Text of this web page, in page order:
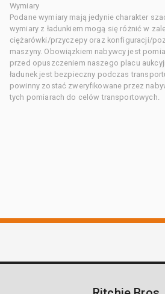
Wymiary
Podane wymiary mają jedynie charakter
wymiary z ładunkiem mogą się różnić w
ciężarówki/przyczepy oraz konfiguracji/
maszyny. Obowiązkiem nabywcy jest
przed opuszczeniem naszego placu
ładunek jest bezpieczny podczas
powinny zostać zweryfikowane przez
tych pomiarach do celów transportowych.